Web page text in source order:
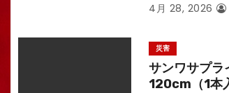
4月 28, 2026
災害
サンワサプラ
120cm（1本